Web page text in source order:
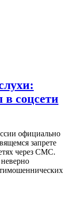
в соцсети
официально
запрете
через СМС.